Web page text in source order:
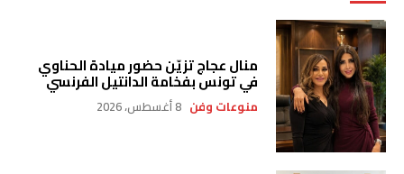
منال عجاج تزيّن حضور ميادة الحناوي
في تونس بفخامة الدانتيل الفرنسي
منوعات وفن 8 أغسطس، 2026